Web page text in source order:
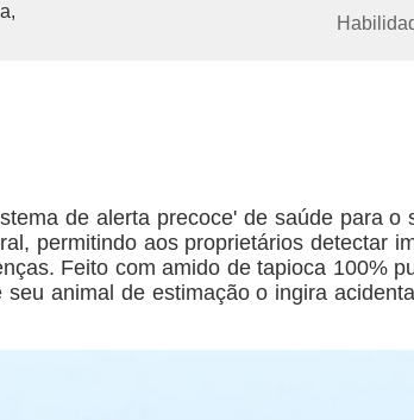
de alerta precoce' de saúde para
permitindo aos proprietários detectar
Feito com amido de tapioca 100%
animal de estimação o ingira